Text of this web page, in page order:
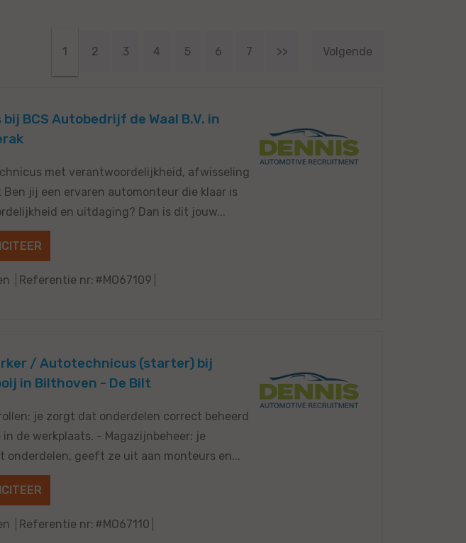
1 2 3 4 5 6 7 >> Volgende
BCS Autobedrijf de Waal B.V. in
met verantwoordelijkheid, afwisseling
jij een ervaren automonteur die klaar is
en uitdaging? Dan is dit jouw...
Referentie nr: #MO67109
/ Autotechnicus (starter) bij
in Bilthoven - De Bilt
je zorgt dat onderdelen correct beheerd
de werkplaats. - Magazijnbeheer: je
onderdelen, geeft ze uit aan monteurs en...
Referentie nr: #MO67110